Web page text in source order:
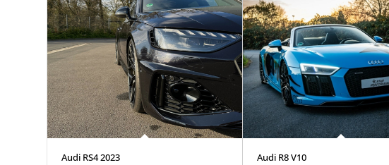
Audi RS4 2023 Audi R8 V10